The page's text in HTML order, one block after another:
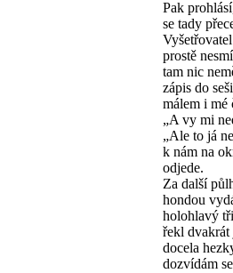
Pak
se tady
prostě
tam nic
zápis do
málem i mé
„A vy mi
„Ale to já
k nám na
odjede.
Za další
hondou
holohlavý
řekl
docela
dozvídám